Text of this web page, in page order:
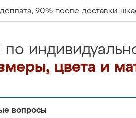
90% после доставки
по
цвета и
вопросы